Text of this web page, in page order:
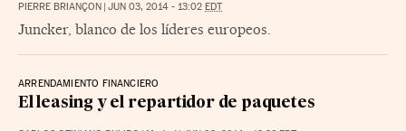
PIERRE BRIANÇON JUN 03, 2014 - 13:02 EDT
Juncker, blanco de los líderes europeos.
ARRENDAMIENTO FINANCIERO
El leasing y el repartidor de paquetes